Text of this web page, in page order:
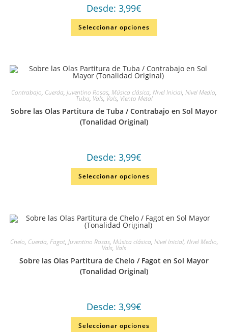
Desde: 3,99€
Seleccionar opciones
Contrabajo, Cuerda, Juventino Rosas, Música clásica, Nivel Inicial, Nivel Medio,
Tuba, Vals, Vals, Viento Metal
Sobre las Olas Partitura de Tuba / Contrabajo en Sol Mayor
(Tonalidad Original)
Desde: 3,99€
Seleccionar opciones
Chelo, Cuerda, Fagot, Juventino Rosas, Música clásica, Nivel Inicial, Nivel Medio,
Vals, Vals
Sobre las Olas Partitura de Chelo / Fagot en Sol Mayor
(Tonalidad Original)
Desde: 3,99€
Seleccionar opciones